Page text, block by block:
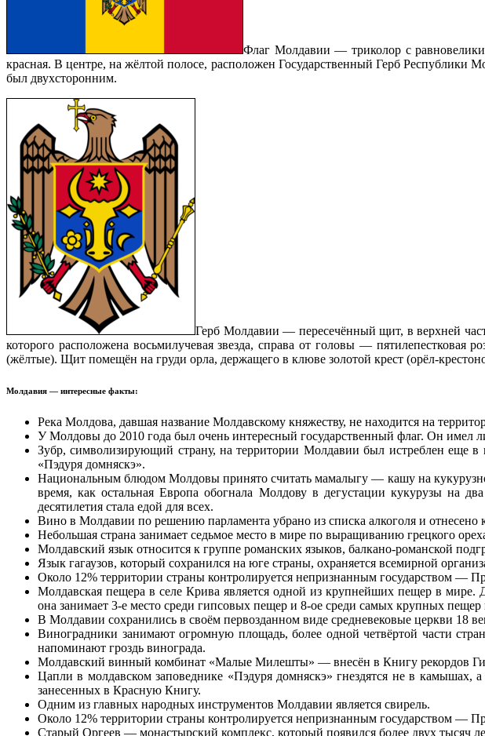
Флаг Молдавии — триколор с
красная. В центре, на жёлтой полосе, расположен Государственный Герб Республики
был двухсторонним.
Герб Молдавии — пересечённый щит, в верхней
которого расположена восьмилучевая звезда, справа от головы —
(жёлтые). Щит помещён на груди орла, держащего в клюве золотой крест (орёл-
Молдавия — интересные факты:
Река Молдова, давшая название Молдавскому княжеству, не находится на
У Молдовы до 2010 года был очень интересный государственный флаг. Он имел
Зубр, символизирующий страну, на территории Молдавии был истреблен еще в
«Пэдуря домняскэ».
Национальным блюдом Молдовы принято считать мамалыгу — кашу на
время, как остальная Европа обогнала Молдову в дегустации кукурузы на
десятилетия стала едой для всех.
Вино в Молдавии по решению парламента убрано из списка алкоголя и отнесено
Небольшая страна занимает седьмое место в мире по выращиванию грецкого
Молдавский язык относится к группе романских языков, балкано-романской
Язык гагаузов, который сохранился на юге страны, охраняется всемирной
Около 12% территории страны контролируется непризнанным государством —
Молдавская пещера в селе Крива является одной из крупнейших пещер в
она занимает 3-е место среди гипсовых пещер и 8-ое среди самых крупных пещер
В Молдавии сохранились в своём первозданном виде средневековые церкви 18
Виноградники занимают огромную площадь, более одной четвёртой части
напоминают гроздь винограда.
Молдавский винный комбинат «Малые Милешты» — внесён в Книгу рекордов
Цапли в молдавском заповеднике «Пэдуря домняскэ» гнездятся не в
занесенных в Красную Книгу.
Одним из главных народных инструментов Молдавии является свирель.
Около 12% территории страны контролируется непризнанным государством —
Старый Оргеев — монастырский комплекс, который появился более двух тысяч